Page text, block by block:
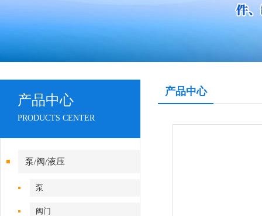
产品中心
PRODUCTS CENTER
泵/阀/液压
泵
阀门
产品中心